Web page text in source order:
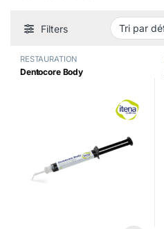
Filters
RESTAURATION
Dentocore Body